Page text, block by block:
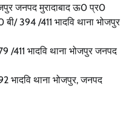
जनपद मुरादाबाद ऊ0 प्र0
394 /411 भादवि थाना भोजपुर
भादवि थाना भोजपुर जनपद
थाना भोजपुर, जनपद